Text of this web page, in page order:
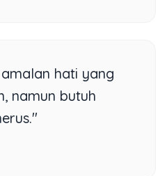
hati yang
namun butuh